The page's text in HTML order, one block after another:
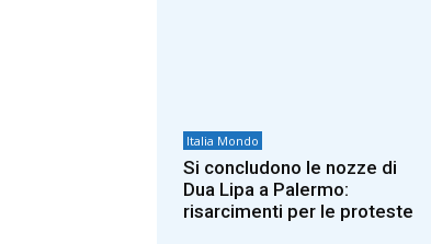
Italia Mondo
Si concludono le nozze di
Dua Lipa a Palermo:
risarcimenti per le proteste